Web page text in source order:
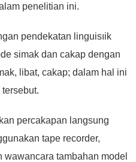
penelitian ini.
pendekatan linguisıik
simak dan cakap dengan
libat, cakap; dalam hal ini
percakapan langsung
tape recorder,
tambahan model